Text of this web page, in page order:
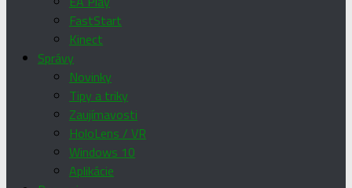
FastStart
Kinect
Správy
Novinky
Tipy a triky
Zaujímavosti
HoloLens / VR
Windows 10
Aplikácie